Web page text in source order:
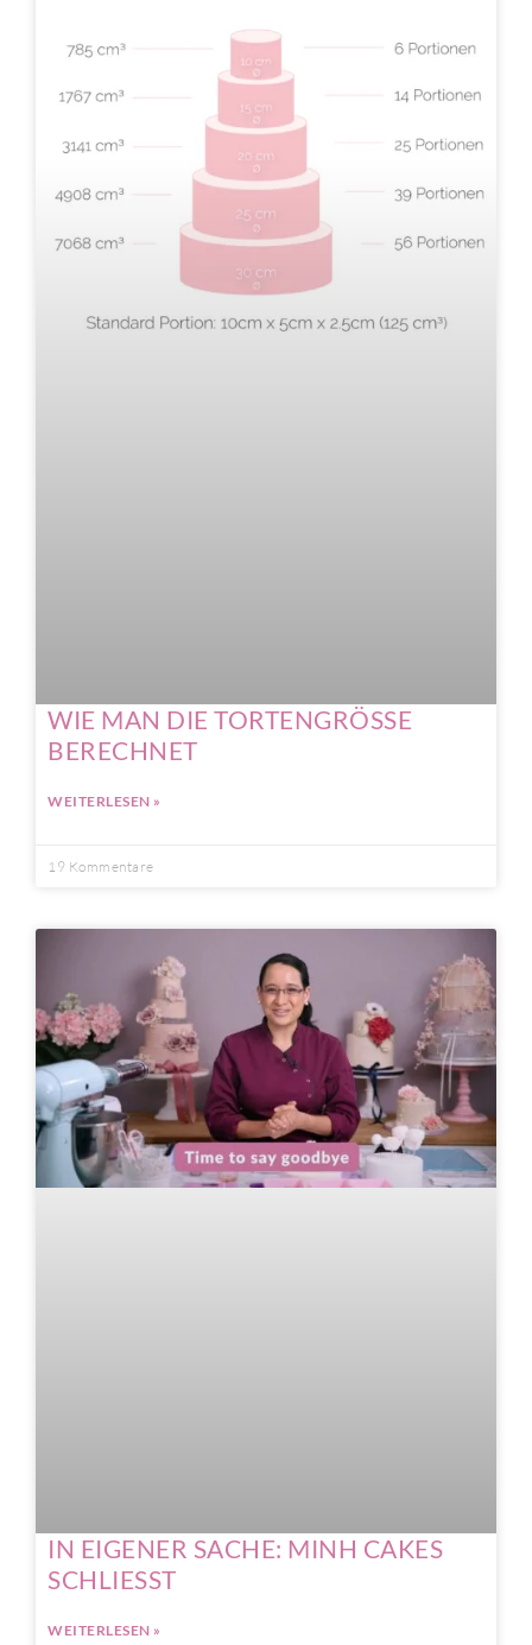
WIE MAN DIE TORTENGRÖSSE
BERECHNET
WEITERLESEN »
19 Kommentare
IN EIGENER SACHE: MINH CAKES
SCHLIESST
WEITERLESEN »